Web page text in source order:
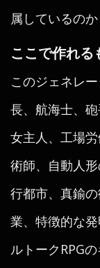
属しているのか
ここで作れる
このジェネレ
長、航海士、
女主人、工場
術師、自動人
行都市、真鍮
業、特徴的な
ルトークRPG